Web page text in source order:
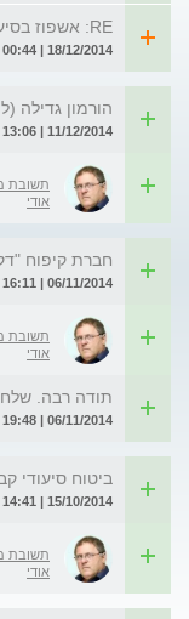
RE: אשפוז בסיעוד מורכב
18/12/2014 | 00:44 | מאת: חיפאית
הורמון גדילה
11/12/2014 | 13:06 | מאת: הדס
תשובת
אודי
חברת קיפוח
06/11/2014 | 16:11 | מאת: אתי
תשובת
אודי
תודה רבה.
06/11/2014 | 19:48 | מאת: אתי
ביטוח סיעודי
15/10/2014 | 14:41 | מאת: יצחק
תשובת
אודי